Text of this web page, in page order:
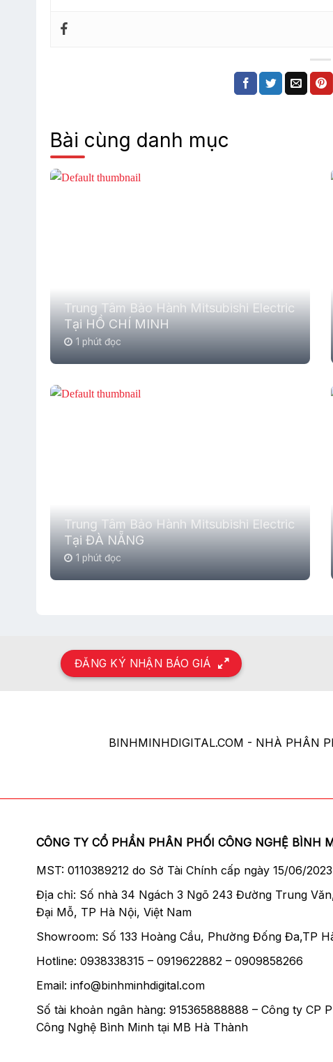
Bài cùng danh mục
Trung Tâm Bảo Hành Mitsubishi Electric
Tại HỒ CHÍ MINH
1 phút đọc
Trung Tâm Bảo Hành Mitsubishi Electric
Tại ĐÀ NẴNG
1 phút đọc
ĐĂNG KÝ NHẬN BÁO GIÁ
BINHMINHDIGITAL.COM - NHÀ PHÂN
CÔNG TY CỔ PHẦN PHÂN PHỐI CÔNG NGHỆ BÌNH
MST: 0110389212 do Sở Tài Chính cấp ngày 15/06/2023
Địa chỉ: Số nhà 34 Ngách 3 Ngõ 243 Đường Trung
Đại Mỗ, TP Hà Nội, Việt Nam
Showroom: Số 133 Hoàng Cầu, Phường Đống Đa,TP
Hotline: 0938338315 – 0919622882 – 0909858266
Email: info@binhminhdigital.com
Số tài khoản ngân hàng: 915365888888 – Công ty CP
Công Nghệ Bình Minh tại MB Hà Thành